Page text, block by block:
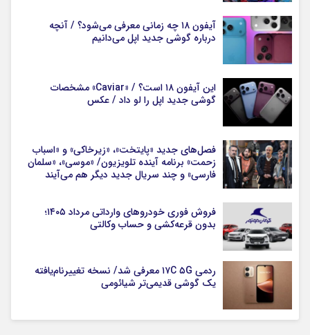
آیفون ۱۸ چه زمانی معرفی می‌شود؟ / آنچه
درباره گوشی جدید اپل می‌دانیم
این آیفون ۱۸ است؟ / «Caviar» مشخصات
گوشی جدید اپل را لو داد / عکس
فصل‌های جدید «پایتخت»، «زیرخاکی» و «اسباب
زحمت» برنامه آینده تلویزیون/ «موسی»، «سلمان
فارسی» و چند سریال جدید دیگر هم می‌آیند
فروش فوری خودروهای وارداتی مرداد ۱۴۰۵؛
بدون قرعه‌کشی و حساب وکالتی
ردمی ۱۷C ۵G معرفی شد/ نسخه تغییرنام‌یافته
یک گوشی قدیمی‌تر شیائومی